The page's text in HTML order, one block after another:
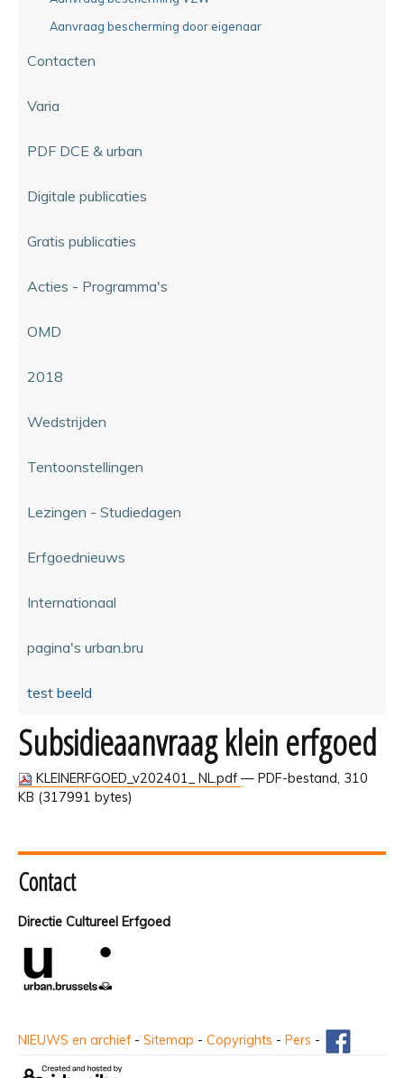
Aanvraag bescherming door eigenaar
Contacten
Varia
PDF DCE & urban
Digitale publicaties
Gratis publicaties
Acties - Programma's
OMD
2018
Wedstrijden
Tentoonstellingen
Lezingen - Studiedagen
Erfgoednieuws
Internationaal
pagina's urban.bru
test beeld
Subsidieaanvraag klein erfgoed
KLEINERFGOED_v202401_ NL.pdf — PDF-bestand, 310
KB (317991 bytes)
Contact
Directie Cultureel Erfgoed
NIEUWS en archief - Sitemap - Copyrights - Pers -